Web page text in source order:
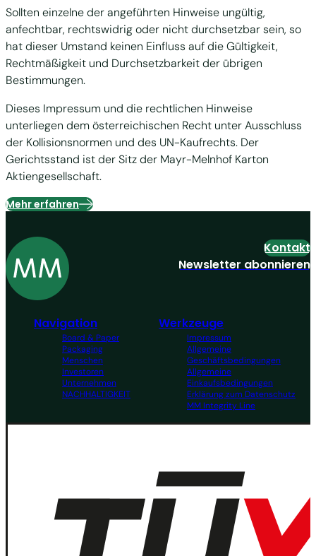
Sollten einzelne der angeführten Hinweise ungültig,
anfechtbar, rechtswidrig oder nicht durchsetzbar sein, so
hat dieser Umstand keinen Einfluss auf die Gültigkeit,
Rechtmäßigkeit und Durchsetzbarkeit der übrigen
Bestimmungen.
Dieses Impressum und die rechtlichen Hinweise
unterliegen dem österreichischen Recht unter Ausschluss
der Kollisionsnormen und des UN-Kaufrechts. Der
Gerichtsstand ist der Sitz der Mayr-Melnhof Karton
Aktiengesellschaft.
Mehr erfahren
Navigation
Board & Paper
Packaging
Menschen
Investoren
Unternehmen
NACHHALTIGKEIT
Werkzeuge
Impressum
Allgemeine
Geschäftsbedingungen
Allgemeine
Einkaufsbedingungen
Erklärung zum Datenschutz
MM Integrity Line
Kontakt
Newsletter abonnieren